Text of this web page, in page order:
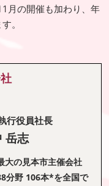
月の開催も加わり、年
。
行役員社長
岳志
大の見本市主催会社
分野 106本*を全国で